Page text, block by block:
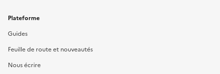
Plateforme
Guides
Feuille de route et nouveautés
Nous écrire